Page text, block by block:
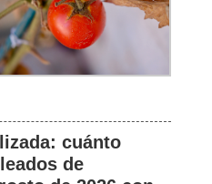
cuánto
de